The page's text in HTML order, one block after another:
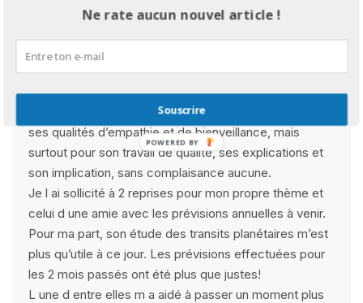
Avis Clients
» Derya est avant tout une très belle rencontre pour
ses qualités d’empathie et de bienveillance, mais
surtout pour son travail de qualité, ses explications et
son implication, sans complaisance aucune.
Je l ai sollicité à 2 reprises pour mon propre thème et
celui d une amie avec les prévisions annuelles à venir.
Pour ma part, son étude des transits planétaires m’est
plus qu’utile à ce jour. Les prévisions effectuées pour
les 2 mois passés ont été plus que justes!
L une d entre elles m a aidé à passer un moment plus
Ne rate aucun nouvel article !
Souscrire
POWERED BY